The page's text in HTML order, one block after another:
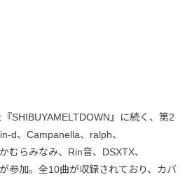
SHIBUYAMELTDOWN』に続く、第2
d、Campanella、ralph、
むらみなみ、Rin音、DSXTX、
参加。全10曲が収録されており、カバ